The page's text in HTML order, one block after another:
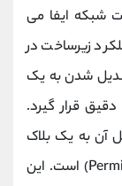
شبکه ایفا می
زیرساخت در
شدن به یک
قرار گیرد.
آن به یک بلاک
‌چین متن ‌باز و بدون نیاز به مجوز (Permissionless) است. این